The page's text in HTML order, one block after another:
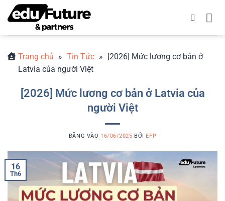
qua
Trang chủ » Tin Tức »
[2026] Mức lương cơ bản ở
Latvia của người Việt
[2026] Mức lương cơ bản ở Latvia của
người Việt
ĐĂNG VÀO 16/06/2025 BỞI EFP
16
Th6